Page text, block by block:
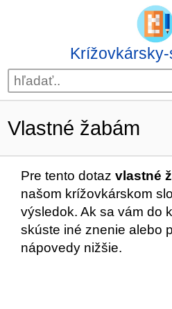
Vlastné žabám
Pre tento dotaz vlastné
našom krížovkárskom
výsledok. Ak sa vám do
skúste iné znenie alebo
nápovedy nižšie.